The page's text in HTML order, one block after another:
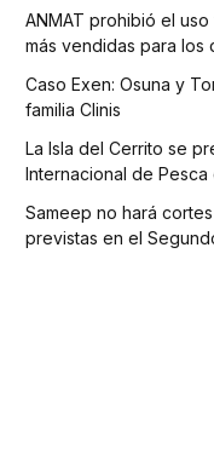
ANMAT prohibió el
más vendidas para los
Caso Exen: Osuna y
familia Clinis
La Isla del Cerrito se
Internacional de
Sameep no hará
previstas en el